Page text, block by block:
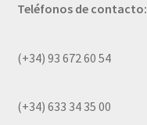
Teléfonos de contacto:
(+34) 93 672 60 54
(+34) 633 34 35 00